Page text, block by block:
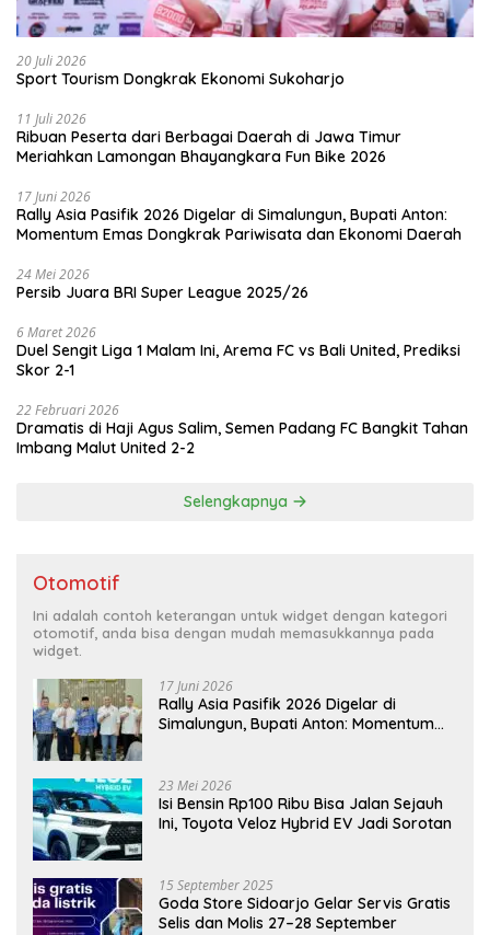
20 Juli 2026
Sport Tourism Dongkrak Ekonomi Sukoharjo
11 Juli 2026
Ribuan Peserta dari Berbagai Daerah di Jawa Timur
Meriahkan Lamongan Bhayangkara Fun Bike 2026
17 Juni 2026
Rally Asia Pasifik 2026 Digelar di Simalungun, Bupati Anton:
Momentum Emas Dongkrak Pariwisata dan Ekonomi Daerah
24 Mei 2026
Persib Juara BRI Super League 2025/26
6 Maret 2026
Duel Sengit Liga 1 Malam Ini, Arema FC vs Bali United, Prediksi
Skor 2-1
22 Februari 2026
Dramatis di Haji Agus Salim, Semen Padang FC Bangkit Tahan
Imbang Malut United 2-2
Selengkapnya
Otomotif
Ini adalah contoh keterangan untuk widget dengan kategori
otomotif, anda bisa dengan mudah memasukkannya pada
widget.
17 Juni 2026
Rally Asia Pasifik 2026 Digelar di
Simalungun, Bupati Anton: Momentum
23 Mei 2026
Isi Bensin Rp100 Ribu Bisa Jalan Sejauh
Ini, Toyota Veloz Hybrid EV Jadi Sorotan
15 September 2025
Goda Store Sidoarjo Gelar Servis Gratis
Selis dan Molis 27–28 September